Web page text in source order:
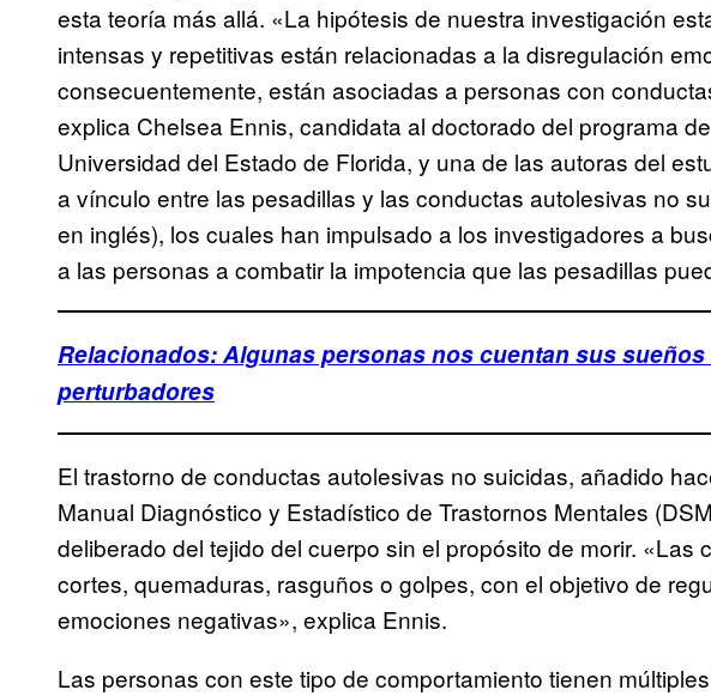
esta teoría más allá. «La hipótesis de nuestra investigación
intensas y repetitivas están relacionadas a la disregulación
consecuentemente, están asociadas a personas con
explica Chelsea Ennis, candidata al doctorado del programa
Universidad del Estado de Florida, y una de las autoras del
a vínculo entre las pesadillas y las conductas autolesivas no
en inglés), los cuales han impulsado a los investigadores a
a las personas a combatir la impotencia que las pesadillas
Relacionados: Algunas personas nos cuentan sus
perturbadores
El trastorno de conductas autolesivas no suicidas, añadido
Manual Diagnóstico y Estadístico de Trastornos Mentales
deliberado del tejido del cuerpo sin el propósito de morir. «Las
cortes, quemaduras, rasguños o golpes, con el objetivo de
emociones negativas», explica Ennis.
Las personas con este tipo de comportamiento tienen